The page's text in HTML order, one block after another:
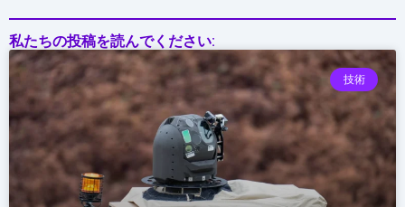
私たちの投稿を読んでください:
技術